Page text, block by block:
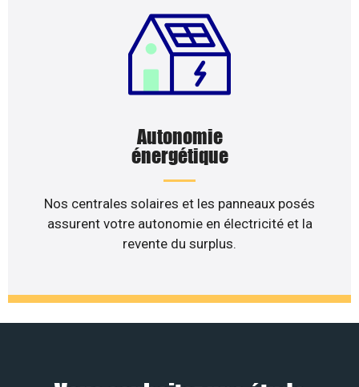
Autonomie
énergétique
Nos centrales solaires et les panneaux posés
assurent votre autonomie en électricité et la
revente du surplus.